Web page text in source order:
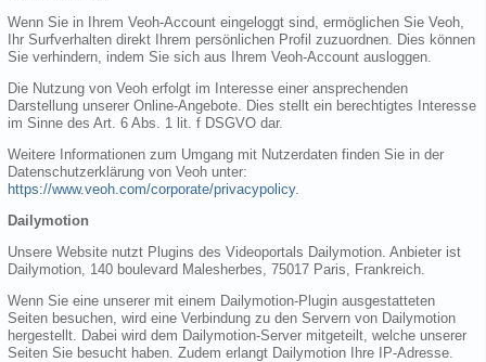
Wenn Sie in Ihrem Veoh-Account eingeloggt sind, ermöglichen Sie Veoh,
Ihr Surfverhalten direkt Ihrem persönlichen Profil zuzuordnen. Dies können
Sie verhindern, indem Sie sich aus Ihrem Veoh-Account ausloggen.
Die Nutzung von Veoh erfolgt im Interesse einer ansprechenden
Darstellung unserer Online-Angebote. Dies stellt ein berechtigtes Interesse
im Sinne des Art. 6 Abs. 1 lit. f DSGVO dar.
Weitere Informationen zum Umgang mit Nutzerdaten finden Sie in der
Datenschutzerklärung von Veoh unter:
https://www.veoh.com/corporate/privacypolicy.
Dailymotion
Unsere Website nutzt Plugins des Videoportals Dailymotion. Anbieter ist
Dailymotion, 140 boulevard Malesherbes, 75017 Paris, Frankreich.
Wenn Sie eine unserer mit einem Dailymotion-Plugin ausgestatteten
Seiten besuchen, wird eine Verbindung zu den Servern von Dailymotion
hergestellt. Dabei wird dem Dailymotion-Server mitgeteilt, welche unserer
Seiten Sie besucht haben. Zudem erlangt Dailymotion Ihre IP-Adresse.